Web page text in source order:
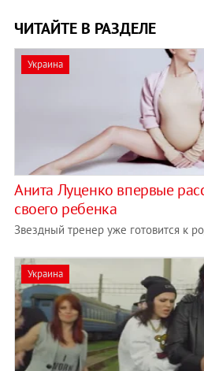
ЧИТАЙТЕ В РАЗДЕЛЕ
Украина
Анита Луценко впервые
своего ребенка
Звездный тренер уже готовится к
Украина